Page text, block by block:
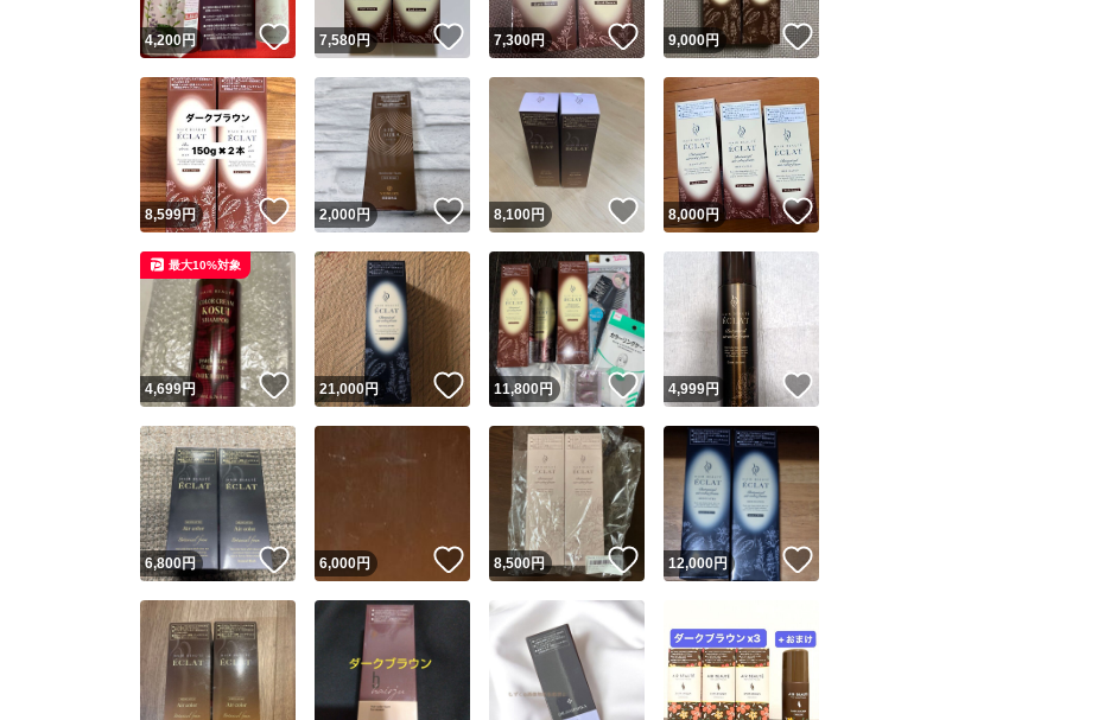
ユーザーの実績について
Yahoo!フリマが定めた一定の基準を満たしたユーザーにバッジを付与しています
安心取引出品者
安心取引出品者 Yahoo!フリマの基準をクリアした安心・安全なユーザーです
取引実績
取引実績◯+ このユーザーはYahoo!フリマの取引を完了させた実績があります
他フリマ実績◯+ このユーザーは他フリマサービスでの取引実績があります
スピード&安心発送
※このバッジは実績に基づく表示であり、発送を保証しているものではありません
スピード＆安心発送
このユーザーは高頻度で24時間以内＆設定した発送日数内に発送してい
ます
スピード発送
安心発送 このユーザーは設定した発送日数内に発送しています
この商品の情報をコピーします
商品画像の 無断転載は禁止されています
コピーは1商品につき1回
出品ページへ
キャンセル
4,200円 いいね！
7,580円 いいね！
7,300円 いいね！
9,000円 いいね！
8,599円 いいね！
2,000円 いいね！
8,100円 いいね！
8,000円 いいね！
4,699円 いいね！
最大10%対象
21,000円 いいね！
11,800円 いいね！
4,999円
6,800円 いいね！
6,000円 いいね！
8,500円 いいね！
12,000円